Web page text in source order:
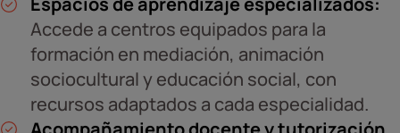
Accede a centros equipados para la
formación en mediación, animación
sociocultural y educación social, con
recursos adaptados a cada especialidad.